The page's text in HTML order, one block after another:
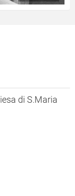
di S.Maria